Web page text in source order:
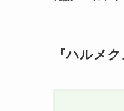
『ハルメ